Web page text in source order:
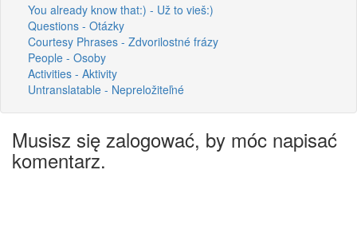
You already know that:) - Už to vieš:)
Questions - Otázky
Courtesy Phrases - Zdvorilostné frázy
People - Osoby
Activities - Aktivity
Untranslatable - Nepreložiteľné
Musisz się zalogować, by móc napisać
komentarz.